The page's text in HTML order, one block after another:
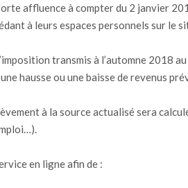
affluence à compter du 2 janvier
à leurs espaces personnels sur le
transmis à l’automne 2018
hausse ou une baisse de revenus
à la source actualisé sera
en ligne afin de :